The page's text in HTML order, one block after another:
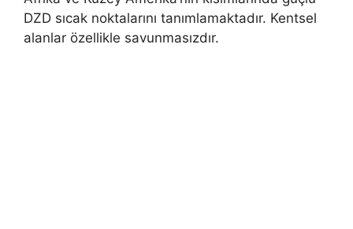
DZD sıcak noktalarını tanımlamaktadır. Kentsel
alanlar özellikle savunmasızdır.